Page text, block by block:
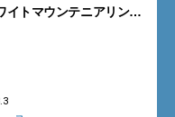
イトマウンテニアリン